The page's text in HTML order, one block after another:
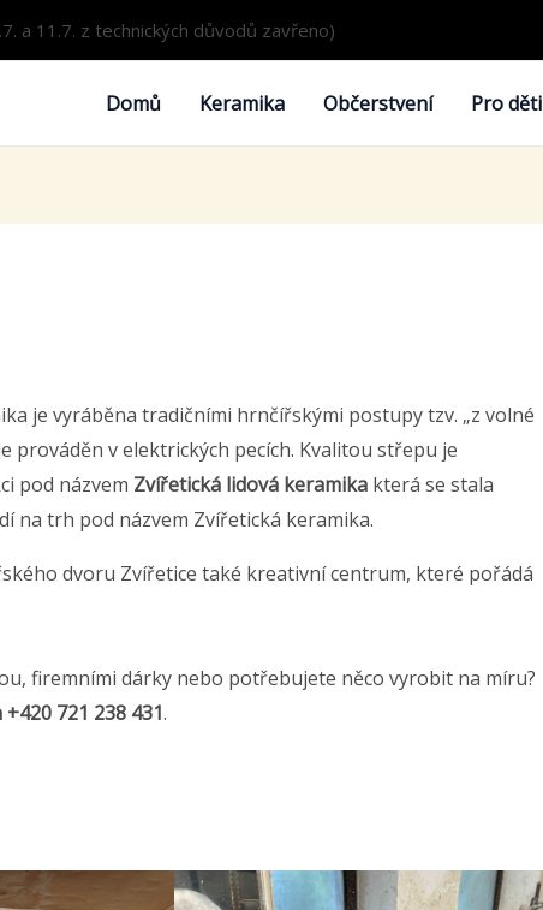
a 11.7. z technických důvodů zavřeno)
Domů Keramika Občerstvení Pro děti
je vyráběna tradičními hrnčířskými postupy tzv. „z volné
v elektrických pecích. Kvalitou střepu je
pod názvem Zvířetická lidová keramika která se stala
na trh pod názvem Zvířetická keramika.
dvoru Zvířetice také kreativní centrum, které pořádá
firemními dárky nebo potřebujete něco vyrobit na míru?
721 238 431.